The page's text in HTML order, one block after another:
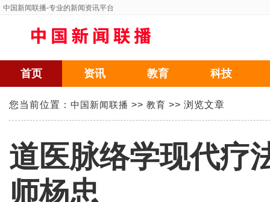
中国新闻联播-专业的新闻资讯平台
首页 资讯 教育 科技
您当前位置： 中国新闻联播 >> 教育 >> 浏览文章
道医脉络学现代
师杨忠